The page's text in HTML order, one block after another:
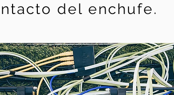
del enchufe.